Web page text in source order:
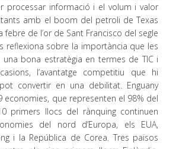
processar informació i el volum i valor
amb el boom del petroli de Texas
febre de l’or de Sant Francisco del segle
reflexiona sobre la importància que les
bona estratègia en termes de TIC i
l’avantatge competitiu que hi
convertir en una debilitat. Enguany
economies, que representen el 98% del
primers llocs del rànquing continuen
del nord d’Europa, els EUA,
i la República de Corea. Tres països